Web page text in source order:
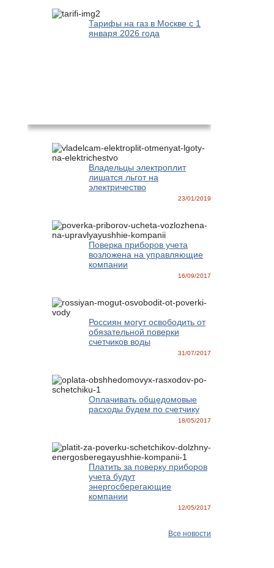
Тарифы на газ в Москве с 1
января 2026 года
Владельцы электроплит
лишатся льгот на
электричество
23/01/2019
Поверка приборов учета
возложена на управляющие
компании
16/09/2017
Россиян могут освободить от
обязательной поверки
счетчиков воды
31/07/2017
Оплачивать общедомовые
расходы будем по счетчику
18/05/2017
Платить за поверку приборов
учета будут
энергосберегающие
компании
12/05/2017
Все новости